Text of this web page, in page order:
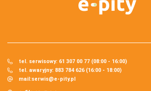
tel. serwisowy: 61 307 00 77 (08:00 - 16:00)
tel. awaryjny: 883 784 626 (16:00 - 18:00)
mail:serwis@e-pity.pl